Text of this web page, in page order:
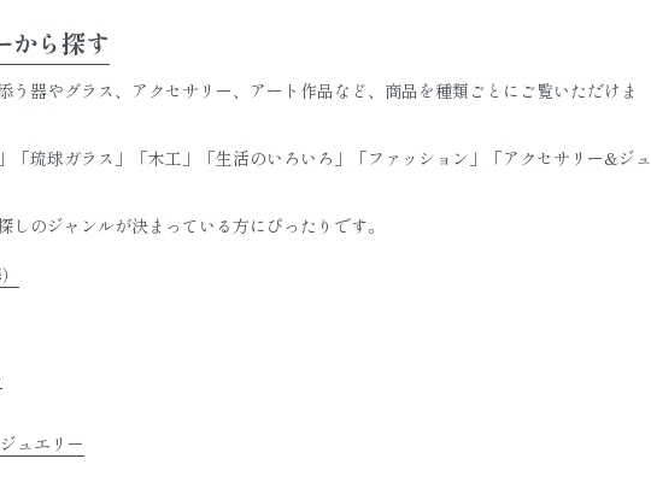
から探す
う器やグラス、アクセサリー、アート作品など、商品を種類ごとにご覧いただけま
「琉球ガラス」「木工」「生活のいろいろ」「ファッション」「アクセサリー&ジュ
しのジャンルが決まっている方にぴったりです。
ュエリー